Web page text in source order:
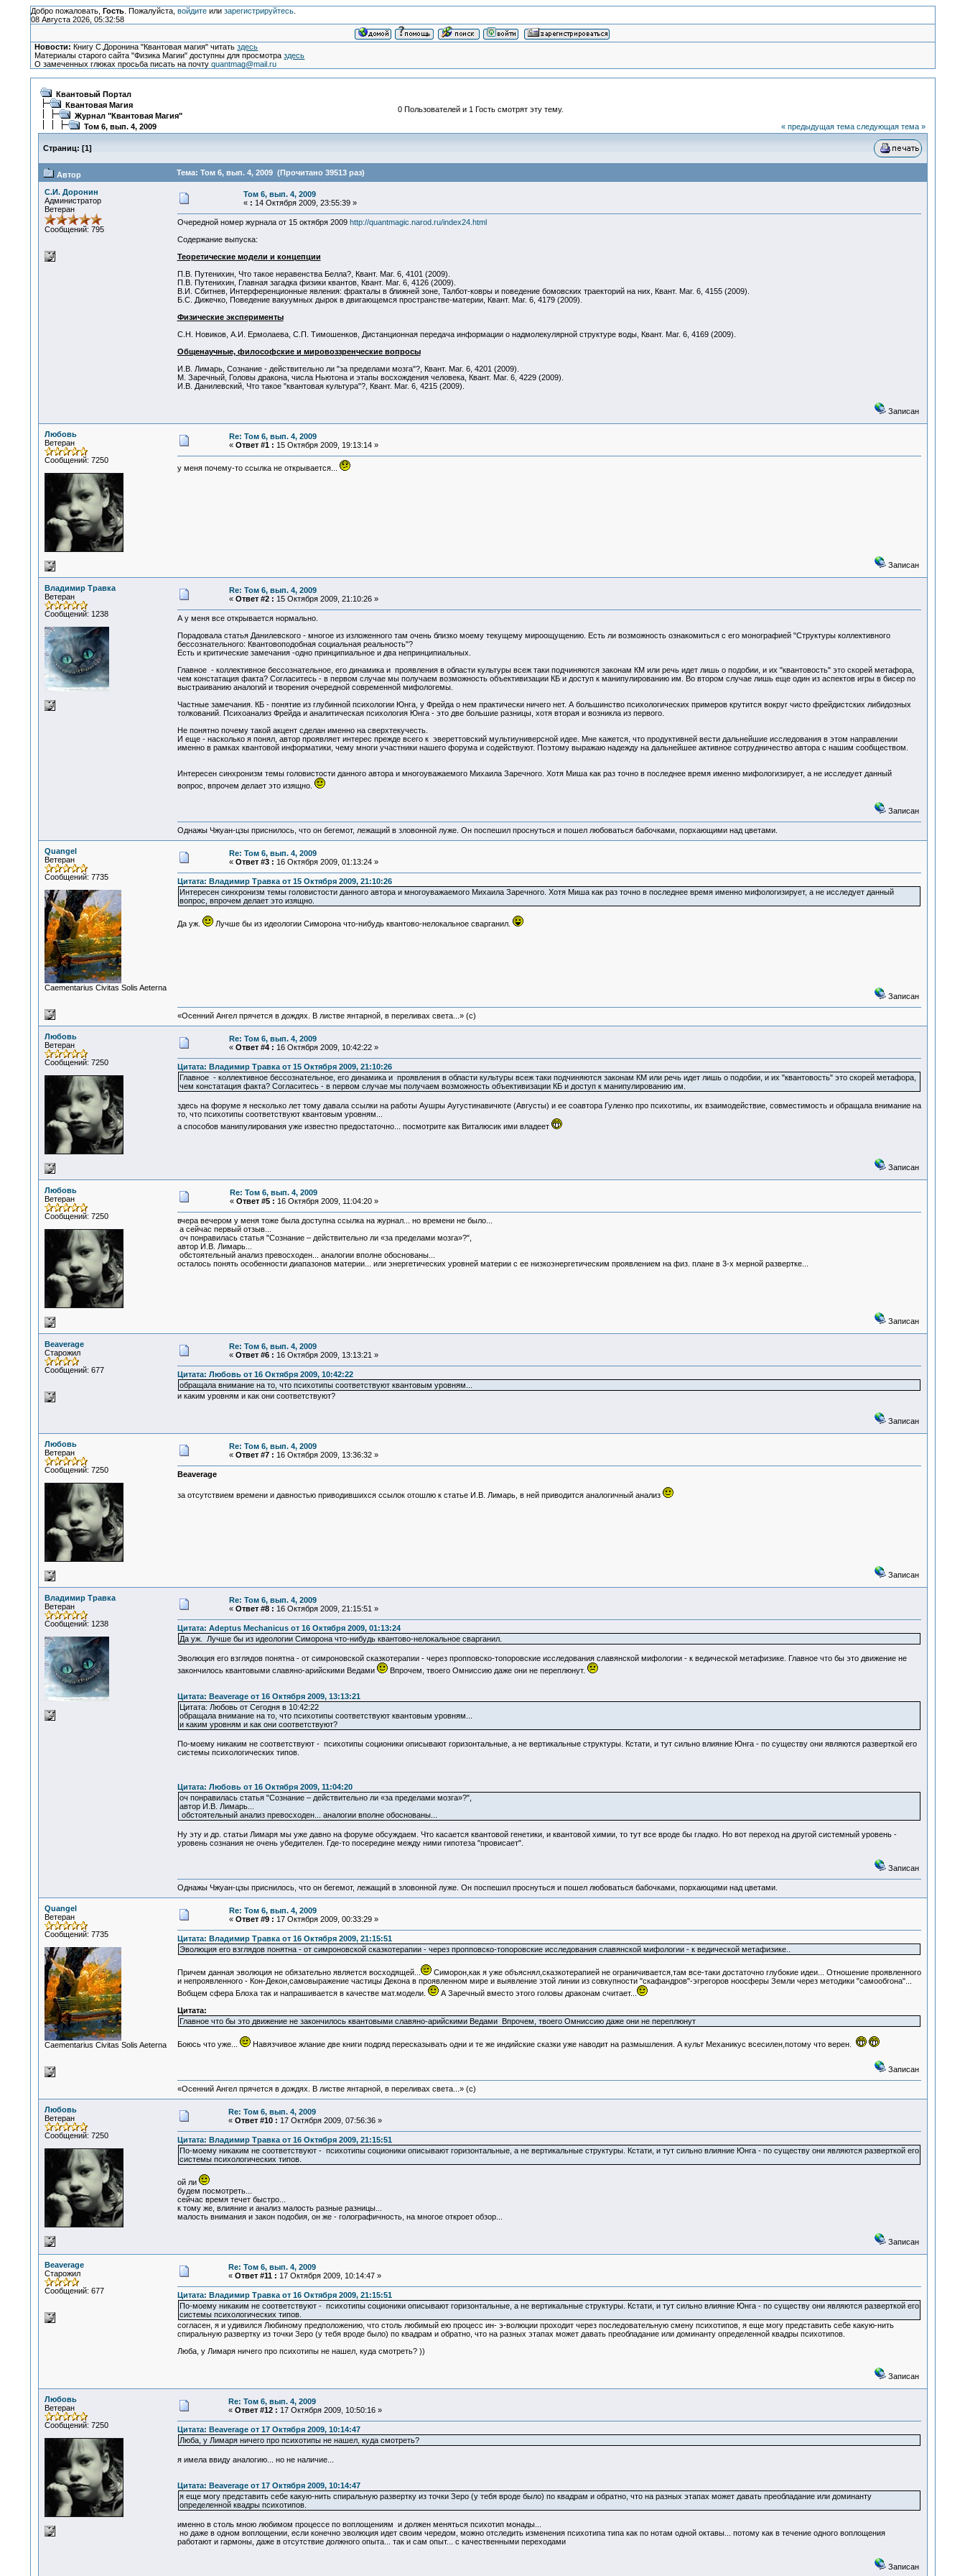
Добро пожаловать, Гость. Пожалуйста, войдитеили зарегистрируйтесь.
08 Августа 2026, 05:32:58
Новости: Книгу С.Доронина "Квантовая магия" читатьздесь
Материалы старого сайта "Физика Магии" доступны для просмотраздесь
О замеченных глюках просьба писать на почтуquantmag@mail.ru
Квантовый Портал
Квантовая Магия
Журнал "Квантовая Магия"
Том 6, вып. 4, 2009
0 Пользователей и 1 Гость смотрят эту тему.
« предыдущая тема следующая тема »
Страниц: [1]
Автор Тема: Том 6, вып. 4, 2009 (Прочитано 39513 раз)
С.И. Доронин
Администратор
Ветеран
Сообщений: 795
Том 6, вып. 4, 2009
« : 14 Октября 2009, 23:55:39 »
Очередной номер журнала от 15 октября 2009 http://quantmagic.narod.ru/index24.html
Содержание выпуска:
Теоретические модели и концепции
П.В. Путенихин, Что такое неравенства Белла?, Квант. Маг. 6, 4101 (2009).
П.В. Путенихин, Главная загадка физики квантов, Квант. Маг. 6, 4126 (2009).
В.И. Сбитнев, Интерференционные явления: фракталы в ближней зоне, Талбот-ковры и поведение бомовских траекторий на них, Квант. Маг. 6, 4155 (2009).
Б.С. Дижечко, Поведение вакуумных дырок в двигающемся пространстве-материи, Квант. Маг. 6, 4179 (2009).
Физические эксперименты
С.Н. Новиков, А.И. Ермолаева, С.П. Тимошенков, Дистанционная передача информации о надмолекулярной структуре воды, Квант. Маг. 6, 4169 (2009).
Общенаучные, философские и мировоззренческие вопросы
И.В. Лимарь, Сознание - действительно ли "за пределами мозга"?, Квант. Маг. 6, 4201 (2009).
М. Заречный, Головы дракона, числа Ньютона и этапы восхождения человека, Квант. Маг. 6, 4229 (2009).
И.В. Данилевский, Что такое "квантовая культура"?, Квант. Маг. 6, 4215 (2009).
Записан
Любовь
Ветеран
Сообщений: 7250
Re: Том 6, вып. 4, 2009
« Ответ #1 : 15 Октября 2009, 19:13:14 »
у меня почему-то ссылка не открывается...
Записан
Владимир Травка
Ветеран
Сообщений: 1238
Re: Том 6, вып. 4, 2009
« Ответ #2 : 15 Октября 2009, 21:10:26 »
А у меня все открывается нормально.
Порадовала статья Данилевского - многое из изложенного там очень близко моему текущему мироощущению. Есть ли возможность ознакомиться с его монографией "Структуры коллективного
бессознательного: Квантовоподобная социальная реальность"?
Есть и критические замечания -одно принципиальное и два непринципиальных.
Главное - коллективное бессознательное, его динамика и проявления в области культуры всеж таки подчиняются законам КМ или речь идет лишь о подобии, и их "квантовость" это скорей метафора,
чем констатация факта? Согласитесь - в первом случае мы получаем возможность объективизации КБ и доступ к манипулированию им. Во втором случае лишь еще один из аспектов игры в бисер по
выстраиванию аналогий и творения очередной современной мифологемы.
Частные замечания. КБ - понятие из глубинной психологии Юнга, у Фрейда о нем практически ничего нет. А большинство психологических примеров крутится вокруг чисто фрейдистских либидозных
толкований. Психоанализ Фрейда и аналитическая психология Юнга - это две большие разницы, хотя вторая и возникла из первого.
Не понятно почему такой акцент сделан именно на сверхтекучесть.
И еще - насколько я понял, автор проявляет интерес прежде всего к эвереттовский мультиуниверсной идее. Мне кажется, что продуктивней вести дальнейшие исследования в этом направлении
именно в рамках квантовой информатики, чему многи участники нашего форума и содействуют. Поэтому выражаю надежду на дальнейшее активное сотрудничество автора с нашим сообществом.
Интересен синхронизм темы головистости данного автора и многоуважаемого Михаила Заречного. Хотя Миша как раз точно в последнее время именно мифологизирует, а не исследует данный
вопрос, впрочем делает это изящно.
Записан
Однажы Чжуан-цзы приснилось, что он бегемот, лежащий в зловонной луже. Он поспешил проснуться и пошел любоваться бабочками, порхающими над цветами.
Quangel
Ветеран
Сообщений: 7735
Сaementarius Civitas Solis Aeterna
Re: Том 6, вып. 4, 2009
« Ответ #3 : 16 Октября 2009, 01:13:24 »
Цитата: Владимир Травка от 15 Октября 2009, 21:10:26
Интересен синхронизм темы головистости данного автора и многоуважаемого Михаила Заречного. Хотя Миша как раз точно в последнее время именно мифологизирует, а не исследует данный
вопрос, впрочем делает это изящно.
Да уж. Лучше бы из идеологии Симорона что-нибудь квантово-нелокальное сварганил.
Записан
«Осенний Ангел прячется в дождях. В листве янтарной, в переливах света...» (c)
Любовь
Ветеран
Сообщений: 7250
Re: Том 6, вып. 4, 2009
« Ответ #4 : 16 Октября 2009, 10:42:22 »
Цитата: Владимир Травка от 15 Октября 2009, 21:10:26
Главное - коллективное бессознательное, его динамика и проявления в области культуры всеж таки подчиняются законам КМ или речь идет лишь о подобии, и их "квантовость" это скорей метафора,
чем констатация факта? Согласитесь - в первом случае мы получаем возможность объективизации КБ и доступ к манипулированию им.
здесь на форуме я несколько лет тому давала ссылки на работы Аушры Аугустинавичюте (Августы) и ее соавтора Гуленко про психотипы, их взаимодействие, совместимость и обращала внимание на
то, что психотипы соответствуют квантовым уровням...
а способов манипулирования уже известно предостаточно... посмотрите как Виталюсик ими владеет
Записан
Любовь
Ветеран
Сообщений: 7250
Re: Том 6, вып. 4, 2009
« Ответ #5 : 16 Октября 2009, 11:04:20 »
вчера вечером у меня тоже была доступна ссылка на журнал... но времени не было...
а сейчас первый отзыв...
оч понравилась статья "Сознание – действительно ли «за пределами мозга»?",
автор И.В. Лимарь...
обстоятельный анализ превосходен... аналогии вполне обоснованы...
осталось понять особенности диапазонов материи... или энергетических уровней материи с ее низкоэнергетическим проявлением на физ. плане в 3-х мерной развертке...
Записан
Beaverage
Старожил
Сообщений: 677
Re: Том 6, вып. 4, 2009
« Ответ #6 : 16 Октября 2009, 13:13:21 »
Цитата: Любовь от 16 Октября 2009, 10:42:22
обращала внимание на то, что психотипы соответствуют квантовым уровням...
и каким уровням и как они соответствуют?
Записан
Любовь
Ветеран
Сообщений: 7250
Re: Том 6, вып. 4, 2009
« Ответ #7 : 16 Октября 2009, 13:36:32 »
Beaverage
за отсутствием времени и давностью приводившихся ссылок отошлю к статье И.В. Лимарь, в ней приводится аналогичный анализ
Записан
Владимир Травка
Ветеран
Сообщений: 1238
Re: Том 6, вып. 4, 2009
« Ответ #8 : 16 Октября 2009, 21:15:51 »
Цитата: Adeptus Mechanicus от 16 Октября 2009, 01:13:24
Да уж. Лучше бы из идеологии Симорона что-нибудь квантово-нелокальное сварганил.
Эволюция его взглядов понятна - от симроновской сказкотерапии - через пропповско-топоровские исследования славянской мифологии - к ведической метафизике. Главное что бы это движение не
закончилось квантовыми славяно-арийскими Ведами
Впрочем, твоего Омниссию даже они не переплюнут.
Цитата: Beaverage от 16 Октября 2009, 13:13:21
Цитата: Любовь от Сегодня в 10:42:22
обращала внимание на то, что психотипы соответствуют квантовым уровням...
и каким уровням и как они соответствуют?
По-моему никаким не соответствуют - психотипы соционики описывают горизонтальные, а не вертикальные структуры. Кстати, и тут сильно влияние Юнга - по существу они являются разверткой его
системы психологических типов.
Цитата: Любовь от 16 Октября 2009, 11:04:20
оч понравилась статья "Сознание – действительно ли «за пределами мозга»?",
автор И.В. Лимарь...
обстоятельный анализ превосходен... аналогии вполне обоснованы...
Ну эту и др. статьи Лимаря мы уже давно на форуме обсуждаем. Что касается квантовой генетики, и квантовой химии, то тут все вроде бы гладко. Но вот переход на другой системный уровень -
уровень сознания не очень убедителен. Где-то посередине между ними гипотеза "провисает".
Записан
Однажы Чжуан-цзы приснилось, что он бегемот, лежащий в зловонной луже. Он поспешил проснуться и пошел любоваться бабочками, порхающими над цветами.
Quangel
Ветеран
Сообщений: 7735
Сaementarius Civitas Solis Aeterna
Re: Том 6, вып. 4, 2009
« Ответ #9 : 17 Октября 2009, 00:33:29 »
Цитата: Владимир Травка от 16 Октября 2009, 21:15:51
Эволюция его взглядов понятна - от симроновской сказкотерапии - через пропповско-топоровские исследования славянской мифологии - к ведической метафизике..
Причем данная эволюция не обязательно является восходящей...
Симорон,как я уже объяснял,сказкотерапией не ограничивается,там все-таки достаточно глубокие идеи... Отношение проявленного
и непроявленного - Кон-Декон,самовыражение частицы Декона в проявленном мире и выявление этой линии из совкупности "скафандров"-эгрегоров ноосферы Земли через методики "самообгона"...
Вобщем сфера Блоха так и напрашивается в качестве мат.модели.
А Заречный вместо этого головы драконам считает...
Цитата:
Главное что бы это движение не закончилось квантовыми славяно-арийскими Ведами Впрочем, твоего Омниссию даже они не переплюнут
Боюсь что уже... Навязчивое жлание две книги подряд пересказывать одни и те же индийские сказки уже наводит на размышления. А культ Механикус всесилен,потому что верен.
Записан
«Осенний Ангел прячется в дождях. В листве янтарной, в переливах света...» (c)
Любовь
Ветеран
Сообщений: 7250
Re: Том 6, вып. 4, 2009
« Ответ #10 : 17 Октября 2009, 07:56:36 »
Цитата: Владимир Травка от 16 Октября 2009, 21:15:51
По-моему никаким не соответствуют - психотипы соционики описывают горизонтальные, а не вертикальные структуры. Кстати, и тут сильно влияние Юнга - по существу они являются разверткой его
системы психологических типов.
ой ли
будем посмотреть...
сейчас время течет быстро...
к тому же, влияние и анализ малость разные разницы...
малость внимания и закон подобия, он же - голографичность, на многое откроет обзор...
Записан
Beaverage
Старожил
Сообщений: 677
Re: Том 6, вып. 4, 2009
« Ответ #11 : 17 Октября 2009, 10:14:47 »
Цитата: Владимир Травка от 16 Октября 2009, 21:15:51
По-моему никаким не соответствуют - психотипы соционики описывают горизонтальные, а не вертикальные структуры. Кстати, и тут сильно влияние Юнга - по существу они являются разверткой его
системы психологических типов.
согласен, я и удивился Любиному предположению, что столь любимый ею процесс ин- э-волюции проходит через последовательную смену психотипов, я еще могу представить себе какую-нить
спиральную развертку из точки Зеро (у тебя вроде было) по квадрам и обратно, что на разных этапах может давать преобладание или доминанту определенной квадры психотипов.
Люба, у Лимаря ничего про психотипы не нашел, куда смотреть? ))
Записан
Любовь
Ветеран
Сообщений: 7250
Re: Том 6, вып. 4, 2009
« Ответ #12 : 17 Октября 2009, 10:50:16 »
Цитата: Beaverage от 17 Октября 2009, 10:14:47
Люба, у Лимаря ничего про психотипы не нашел, куда смотреть?
я имела ввиду аналогию... но не наличие...
Цитата: Beaverage от 17 Октября 2009, 10:14:47
я еще могу представить себе какую-нить спиральную развертку из точки Зеро (у тебя вроде было) по квадрам и обратно, что на разных этапах может давать преобладание или доминанту
определенной квадры психотипов.
именно в столь мною любимом процессе по воплощениям и должен меняться психотип монады...
но даже в одном воплощении, если конечно эволюция идет своим чередом, можно отследить изменения психотипа типа как по нотам одной октавы... потому как в течение одного воплощения
работают и гармоны, даже в отсутствие должного опыта... так и сам опыт... с качественными переходами
Записан